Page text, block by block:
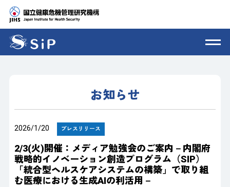
お知らせ
2026/1/20 プレスリリース
2/3(火)開催：メディア勉強会のご案内－内閣府
戦略的イノベーション創造プログラム（SIP）
「統合型ヘルスケアシステムの構築」で取り組
む医療における生成AIの利活用－